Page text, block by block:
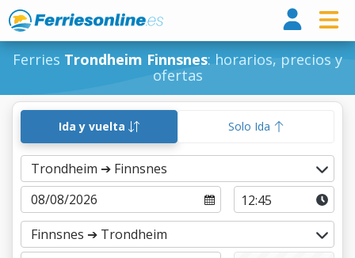
Ferries Trondheim Finnsnes: horarios, precios y
ofertas
Ida y vuelta Solo Ida